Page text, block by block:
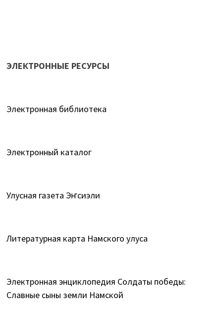
ЭЛЕКТРОННЫЕ РЕСУРСЫ
Электронная библиотека
Электронный каталог
Улусная газета Эҥсиэли
Литературная карта Намского улуса
Электронная энциклопедия Солдаты победы:
Славные сыны земли Намской